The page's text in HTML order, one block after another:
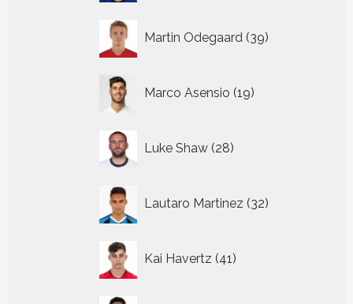
Martin Odegaard 39
producten
Marco Asensio 19
producten
Luke Shaw 28
producten
Lautaro Martinez 32
producten
Kai Havertz 41
producten